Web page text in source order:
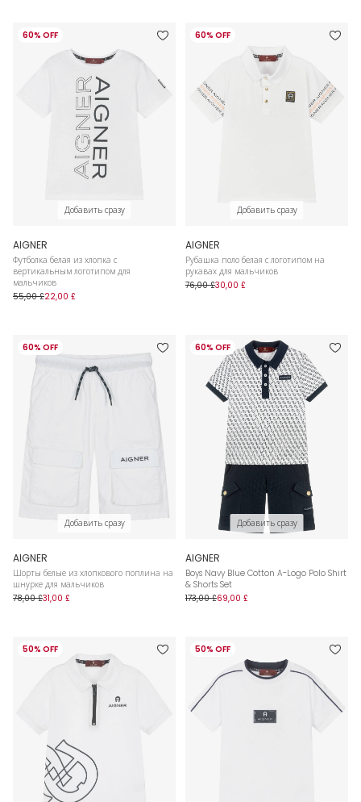
60% OFF
Добавить сразу
AIGNER
Футболка белая из хлопка с
вертикальным логотипом для
мальчиков
55,00 £22,00 £
60% OFF
Добавить сразу
AIGNER
Рубашка поло белая с логотипом на
рукавах для мальчиков
76,00 £30,00 £
60% OFF
Добавить сразу
AIGNER
Шорты белые из хлопкового поплина на
шнурке для мальчиков
78,00 £31,00 £
60% OFF
Добавить сразу
AIGNER
Boys Navy Blue Cotton A-Logo Polo Shirt
& Shorts Set
173,00 £69,00 £
50% OFF 50% OFF